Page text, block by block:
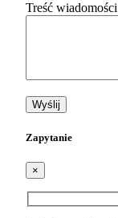
Treść wiadomości
Zapytanie
×